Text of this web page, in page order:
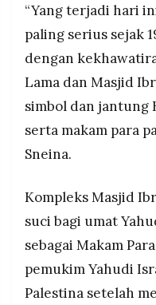
“Yang terjadi hari
paling serius sejak
dengan
Lama dan Masjid
simbol dan jantung
serta makam para
Sneina.
Kompleks Masjid
suci bagi umat
sebagai Makam
pemukim Yahudi
Palestina setelah